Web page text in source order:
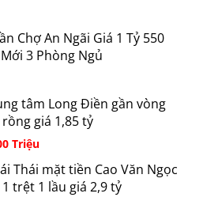
Chợ An Ngãi Giá 1 Tỷ 550
3 Phòng Ngủ
tâm Long Điền gần vòng
giá 1,85 tỷ
Triệu
Thái mặt tiền Cao Văn Ngọc
trệt 1 lầu giá 2,9 tỷ